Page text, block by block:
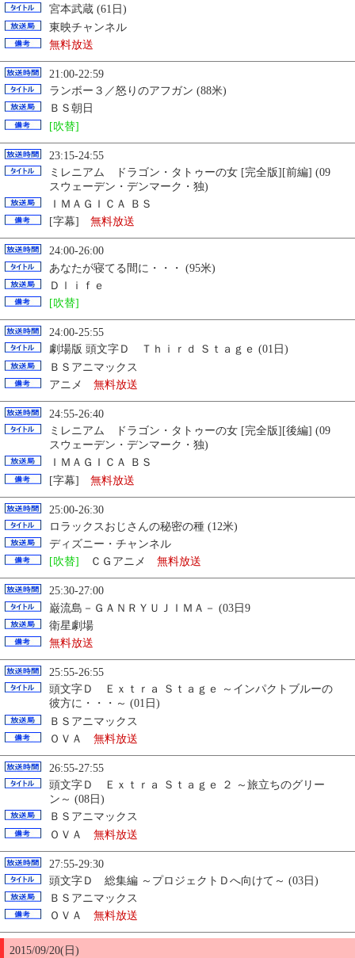
宮本武蔵 (61日)
東映チャンネル
無料放送
21:00-22:59
ランボー３／怒りのアフガン (88米)
ＢＳ朝日
[吹替]
23:15-24:55
ミレニアム ドラゴン・タトゥーの女 [完全版][前編] (09
スウェーデン・デンマーク・独)
ＩＭＡＧＩＣＡ ＢＳ
[字幕] 無料放送
24:00-26:00
あなたが寝てる間に・・・ (95米)
Ｄｌｉｆｅ
[吹替]
24:00-25:55
劇場版 頭文字Ｄ Ｔｈｉｒｄ Ｓｔａｇｅ (01日)
ＢＳアニマックス
アニメ 無料放送
24:55-26:40
ミレニアム ドラゴン・タトゥーの女 [完全版][後編] (09
スウェーデン・デンマーク・独)
ＩＭＡＧＩＣＡ ＢＳ
[字幕] 無料放送
25:00-26:30
ロラックスおじさんの秘密の種 (12米)
ディズニー・チャンネル
[吹替]
ＣＧアニメ 無料放送
25:30-27:00
巌流島－ＧＡＮＲＹＵＪＩＭＡ－ (03日9
衛星劇場
無料放送
25:55-26:55
頭文字Ｄ Ｅｘｔｒａ Ｓｔａｇｅ ～インパクトブルーの
彼方に・・・～ (01日)
ＢＳアニマックス
ＯＶＡ 無料放送
26:55-27:55
頭文字Ｄ Ｅｘｔｒａ Ｓｔａｇｅ ２ ～旅立ちのグリー
ン～ (08日)
ＢＳアニマックス
ＯＶＡ 無料放送
27:55-29:30
頭文字Ｄ 総集編 ～プロジェクトＤへ向けて～ (03日)
ＢＳアニマックス
ＯＶＡ 無料放送
2015/09/20(日)